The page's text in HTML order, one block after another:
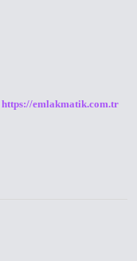
https://emlakmatik.com.tr